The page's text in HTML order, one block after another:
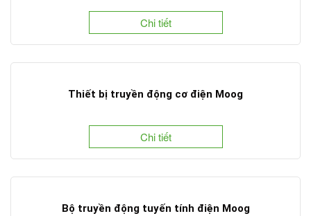
Chi tiết
Thiết bị truyền động cơ điện Moog
Chi tiết
Bộ truyền động tuyến tính điện Moog